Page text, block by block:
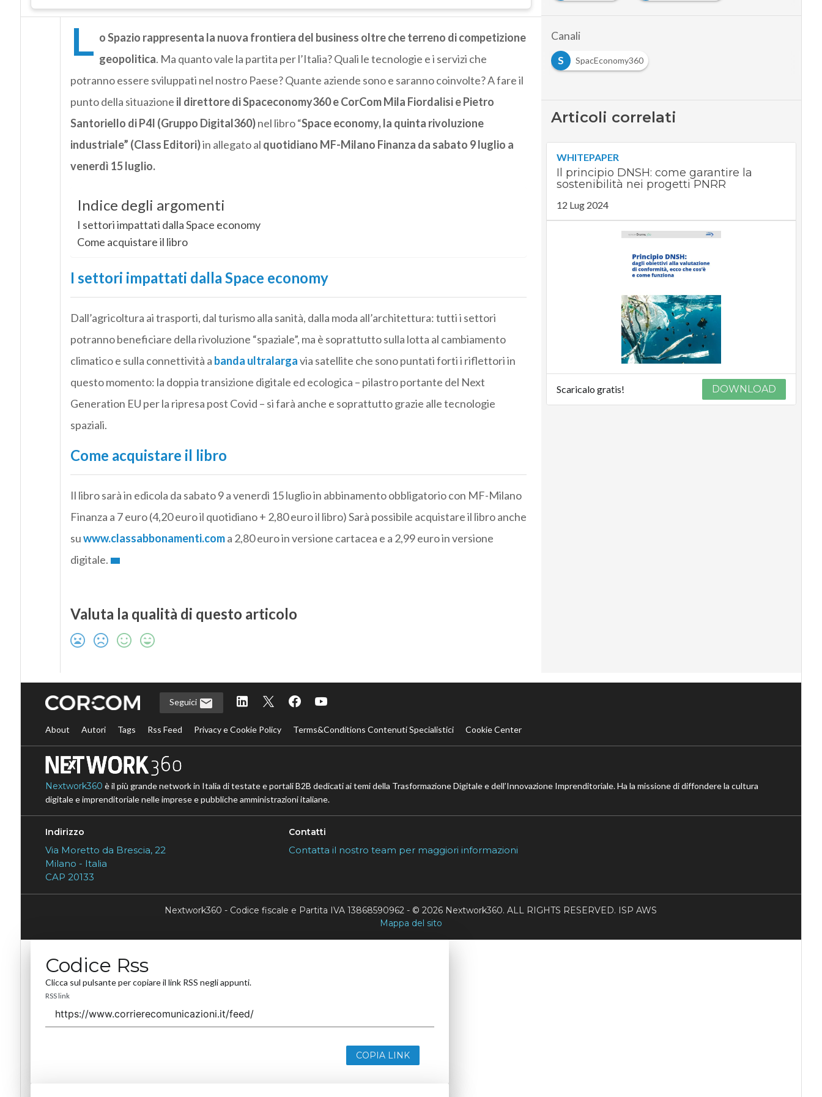
L o Spazio rappresenta la nuova frontiera del business oltre che terreno di competizione
geopolitica. Ma quanto vale la partita per l’Italia? Quali le tecnologie e i servizi che
potranno essere sviluppati nel nostro Paese? Quante aziende sono e saranno coinvolte? A fare il
punto della situazione il direttore di Spaceconomy360 e CorCom Mila Fiordalisi e Pietro
Santoriello di P4I (Gruppo Digital360)nel libro “Space economy, la quinta rivoluzione
industriale” (Class Editori)in allegato al quotidiano MF-Milano Finanza da sabato 9 luglio a
venerdì 15 luglio.
Indice degli argomenti
I settori impattati dalla Space economy
Come acquistare il libro
I settori impattati dalla Space economy
Dall’agricoltura ai trasporti, dal turismo alla sanità, dalla moda all’architettura: tutti i settori
potranno beneficiare della rivoluzione “spaziale”, ma è soprattutto sulla lotta al cambiamento
climatico e sulla connettività a banda ultralargavia satellite che sono puntati forti i riflettori in
questo momento: la doppia transizione digitale ed ecologica – pilastro portante del Next
Generation EU per la ripresa post Covid – si farà anche e soprattutto grazie alle tecnologie
spaziali.
Come acquistare il libro
Il libro sarà in edicola da sabato 9 a venerdì 15 luglio in abbinamento obbligatorio con MF-Milano
Finanza a 7 euro (4,20 euro il quotidiano + 2,80 euro il libro) Sarà possibile acquistare il libro anche
suwww.classabbonamenti.coma 2,80 euro in versione cartacea e a 2,99 euro in versione
digitale.
Valuta la qualità di questo articolo
Canali
S
SpacEconomy360
Articoli correlati
WHITEPAPER
Il principio DNSH: come garantire la
sostenibilità nei progetti PNRR
12 Lug 2024
Scaricalo gratis! DOWNLOAD
Seguici
About Autori Tags Rss Feed Privacy e Cookie Policy Terms&Conditions Contenuti Specialistici Cookie Center
Nextwork360 è il più grande network in Italia di testate e portali B2B dedicati ai temi della Trasformazione Digitale e dell’Innovazione Imprenditoriale. Ha la missione di diffondere la cultura
digitale e imprenditoriale nelle imprese e pubbliche amministrazioni italiane.
Indirizzo
Via Moretto da Brescia, 22
Milano - Italia
CAP 20133
Contatti
Contatta il nostro team per maggiori informazioni
Nextwork360 - Codice fiscale e Partita IVA 13868590962 - © 2026 Nextwork360. ALL RIGHTS RESERVED. ISP AWS
Mappa del sito
Codice Rss
Clicca sul pulsante per copiare il link RSS negli appunti.
RSS link
COPIA LINK